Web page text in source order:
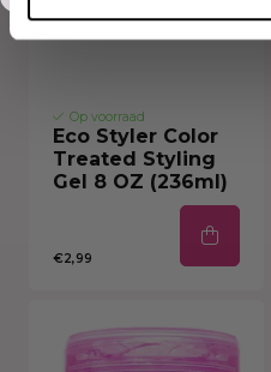
Op voorraad
Eco Styler Color
Treated Styling
Gel 8 OZ (236ml)
€2,99